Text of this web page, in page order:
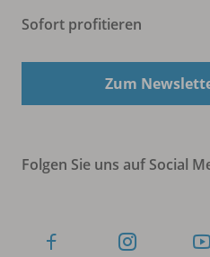
Sofort profitieren
Zum
Folgen Sie uns auf Social